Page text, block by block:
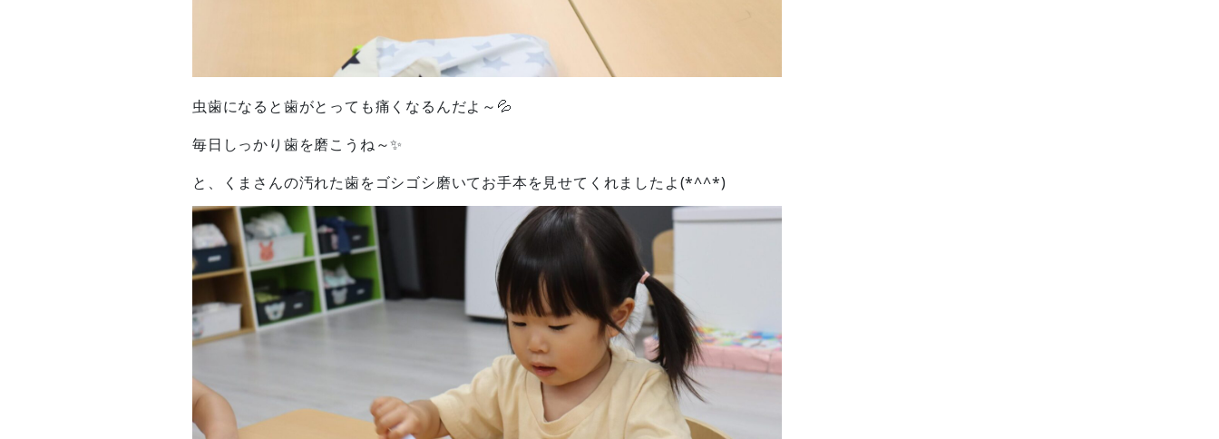
虫歯になると歯がとっても痛くなるんだよ～💦
毎日しっかり歯を磨こうね～✨
と、くまさんの汚れた歯をゴシゴシ磨いてお手本を見せてくれましたよ(*^^*)